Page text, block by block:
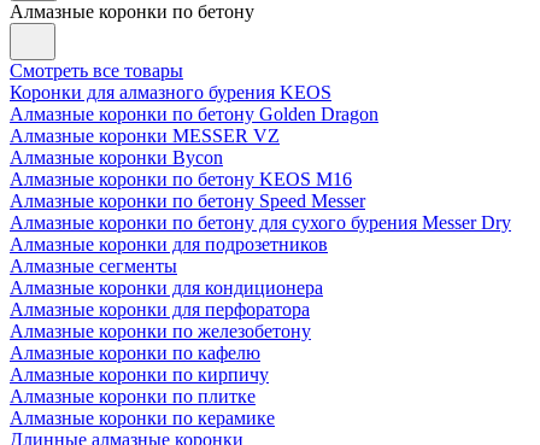
Алмазные коронки по бетону
Смотреть все товары
Коронки для алмазного бурения KEOS
Алмазные коронки по бетону Golden Dragon
Алмазные коронки MESSER VZ
Алмазные коронки Bycon
Алмазные коронки по бетону KEOS M16
Алмазные коронки по бетону Speed Messer
Алмазные коронки по бетону для сухого бурения Messer Dry
Алмазные коронки для подрозетников
Алмазные сегменты
Алмазные коронки для кондиционера
Алмазные коронки для перфоратора
Алмазные коронки по железобетону
Алмазные коронки по кафелю
Алмазные коронки по кирпичу
Алмазные коронки по плитке
Алмазные коронки по керамике
Длинные алмазные коронки